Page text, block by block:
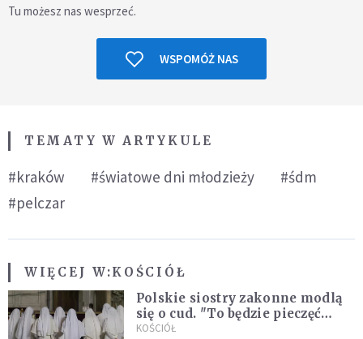
Tu możesz nas wesprzeć.
WSPOMÓŻ NAS
TEMATY W ARTYKULE
#kraków #światowe dni młodzieży
#śdm
#pelczar
WIĘCEJ W:KOŚCIÓŁ
Polskie siostry zakonne modlą
się o cud. "To będzie pieczęć
Pana Boga dla naszej wiary"
KOŚCIÓŁ